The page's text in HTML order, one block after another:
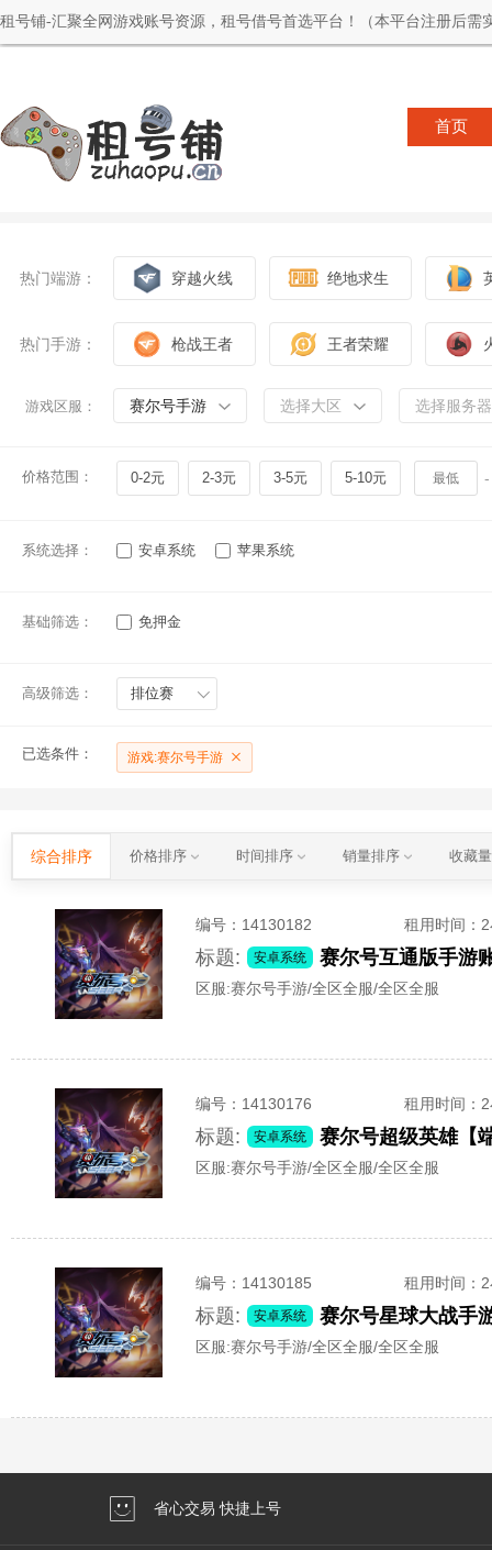
租号铺-汇聚全网游戏账号资源，租号借号首选平台！（本平台注册后需
首页
热门端游： 穿越火线 绝地求生
热门手游： 枪战王者 王者荣耀
游戏区服： 赛尔号手游 选择大区 选择服务器
价格范围： 0-2元 2-3元 3-5元 5-10元 -
系统选择： 安卓系统 苹果系统
基础筛选： 免押金
高级筛选： 排位赛
已选条件： 游戏:赛尔号手游
综合排序 价格排序 时间排序 销量排序 收藏
编号： 14130182 租用时间 ：
标题: 安卓系统 赛尔号互通版手游
区服:赛尔号手游/全区全服/全区全服
编号： 14130176 租用时间 ：
标题: 安卓系统 赛尔号超级英雄【
区服:赛尔号手游/全区全服/全区全服
编号： 14130185 租用时间 ：
标题: 安卓系统
区服:赛尔号手游/全区全服/全区全服
省心交易 快捷上号